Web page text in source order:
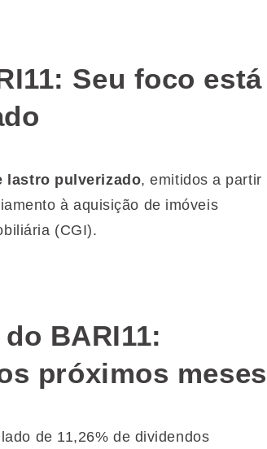
Seu foco está
lastro pulverizado, emitidos a partir
à aquisição de imóveis
(CGI).
BARI11:
próximos meses
de 11,26% de dividendos